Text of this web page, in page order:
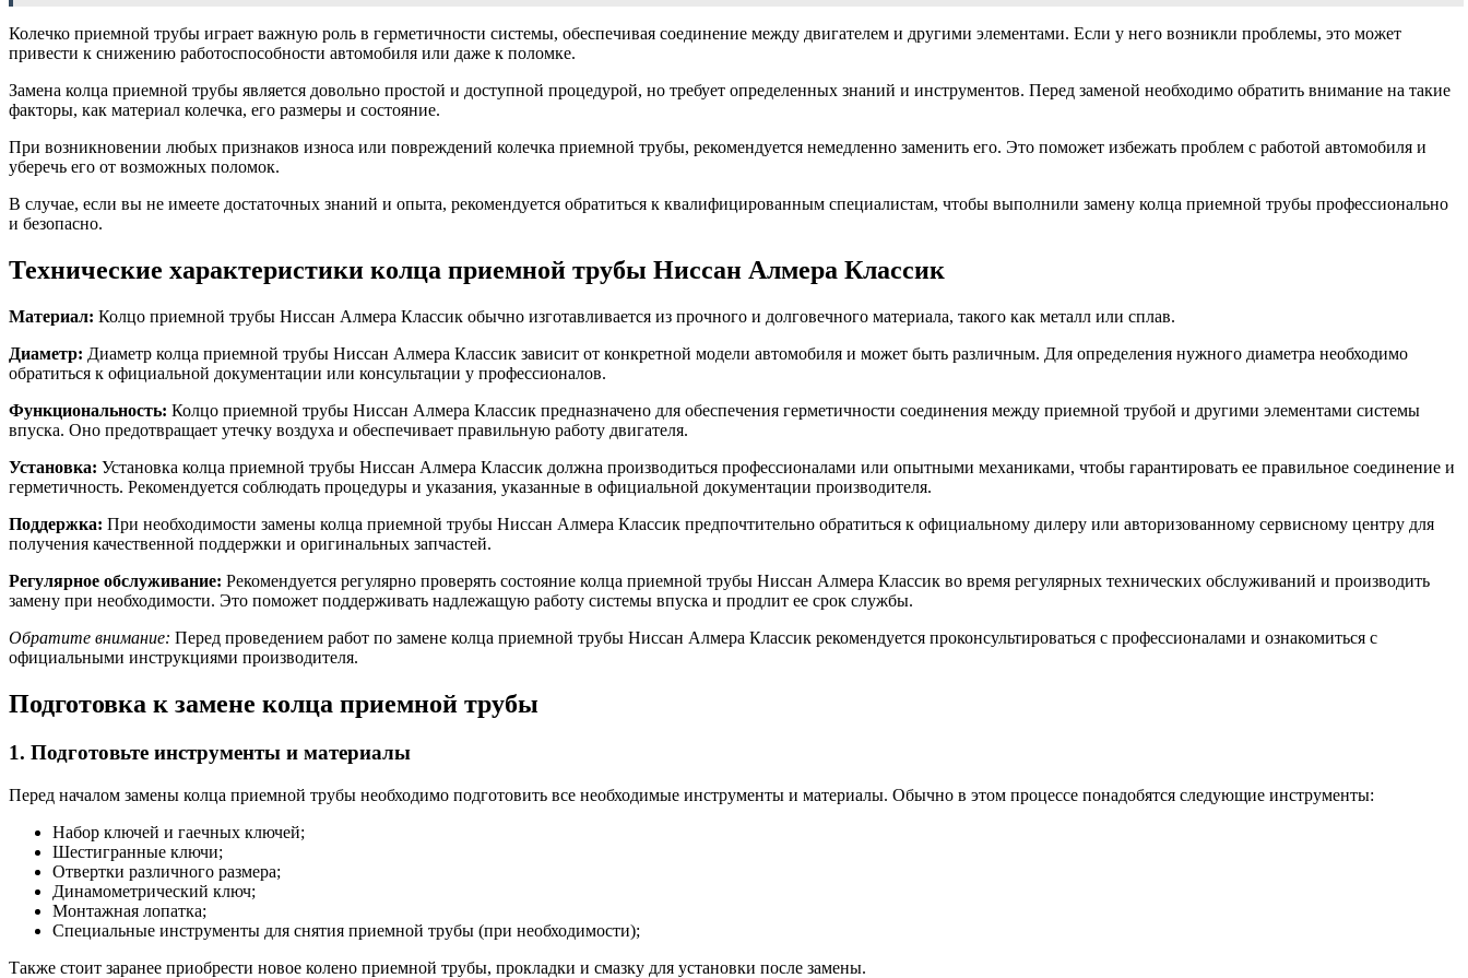
Колечко приемной трубы играет важную роль в герметичности системы, обеспечивая соединение между двигателем и другими элементами. Если у него возникли проблемы, это может
привести к снижению работоспособности автомобиля или даже к поломке.
Замена колца приемной трубы является довольно простой и доступной процедурой, но требует определенных знаний и инструментов. Перед заменой необходимо обратить внимание на такие
факторы, как материал колечка, его размеры и состояние.
При возникновении любых признаков износа или повреждений колечка приемной трубы, рекомендуется немедленно заменить его. Это поможет избежать проблем с работой автомобиля и
уберечь его от возможных поломок.
В случае, если вы не имеете достаточных знаний и опыта, рекомендуется обратиться к квалифицированным специалистам, чтобы выполнили замену колца приемной трубы профессионально
и безопасно.
Технические характеристики колца приемной трубы Ниссан Алмера Классик
Материал: Колцо приемной трубы Ниссан Алмера Классик обычно изготавливается из прочного и долговечного материала, такого как металл или сплав.
Диаметр: Диаметр колца приемной трубы Ниссан Алмера Классик зависит от конкретной модели автомобиля и может быть различным. Для определения нужного диаметра необходимо
обратиться к официальной документации или консультации у профессионалов.
Функциональность: Колцо приемной трубы Ниссан Алмера Классик предназначено для обеспечения герметичности соединения между приемной трубой и другими элементами системы
впуска. Оно предотвращает утечку воздуха и обеспечивает правильную работу двигателя.
Установка: Установка колца приемной трубы Ниссан Алмера Классик должна производиться профессионалами или опытными механиками, чтобы гарантировать ее правильное соединение и
герметичность. Рекомендуется соблюдать процедуры и указания, указанные в официальной документации производителя.
Поддержка: При необходимости замены колца приемной трубы Ниссан Алмера Классик предпочтительно обратиться к официальному дилеру или авторизованному сервисному центру для
получения качественной поддержки и оригинальных запчастей.
Регулярное обслуживание: Рекомендуется регулярно проверять состояние колца приемной трубы Ниссан Алмера Классик во время регулярных технических обслуживаний и производить
замену при необходимости. Это поможет поддерживать надлежащую работу системы впуска и продлит ее срок службы.
Обратите внимание: Перед проведением работ по замене колца приемной трубы Ниссан Алмера Классик рекомендуется проконсультироваться с профессионалами и ознакомиться с
официальными инструкциями производителя.
Подготовка к замене колца приемной трубы
1. Подготовьте инструменты и материалы
Перед началом замены колца приемной трубы необходимо подготовить все необходимые инструменты и материалы. Обычно в этом процессе понадобятся следующие инструменты:
Набор ключей и гаечных ключей;
Шестигранные ключи;
Отвертки различного размера;
Динамометрический ключ;
Монтажная лопатка;
Специальные инструменты для снятия приемной трубы (при необходимости);
Также стоит заранее приобрести новое колено приемной трубы, прокладки и смазку для установки после замены.